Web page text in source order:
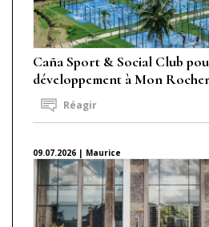
Caña Sport & Social Club
développement à Mon Rocher
Réagir
09.07.2026 | Maurice